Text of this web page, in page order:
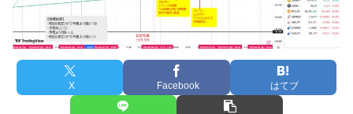
X Facebook はてブ